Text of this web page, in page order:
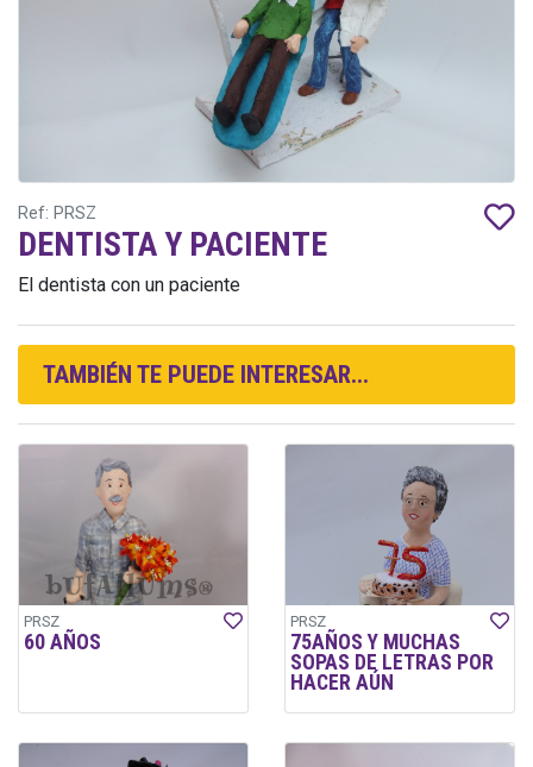
Ref: PRSZ
DENTISTA Y PACIENTE
El dentista con un paciente
TAMBIÉN TE PUEDE INTERESAR...
PRSZ
60 AÑOS
PRSZ
75AÑOS Y MUCHAS
SOPAS DE LETRAS POR
HACER AÚN